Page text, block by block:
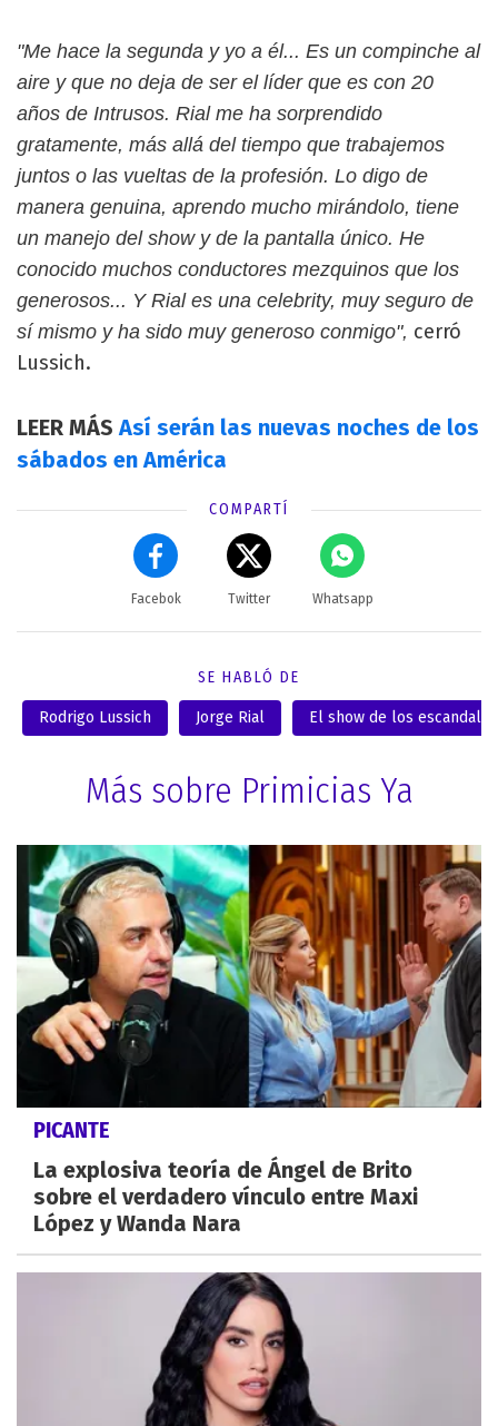
"Me hace la segunda y yo a él... Es un compinche al
aire y que no deja de ser el líder que es con 20
años de Intrusos. Rial me ha sorprendido
gratamente, más allá del tiempo que trabajemos
juntos o las vueltas de la profesión. Lo digo de
manera genuina, aprendo mucho mirándolo, tiene
un manejo del show y de la pantalla único. He
conocido muchos conductores mezquinos que los
generosos... Y Rial es una celebrity, muy seguro de
sí mismo y ha sido muy generoso conmigo", cerró
Lussich.
LEER MÁSAsí serán las nuevas noches de los
sábados en América
COMPARTÍ
Facebok Twitter Whatsapp
SE HABLÓ DE
Rodrigo Lussich Jorge Rial El show de los
Más sobre Primicias Ya
PICANTE
La explosiva teoría de Ángel de Brito
sobre el verdadero vínculo entre Maxi
López y Wanda Nara